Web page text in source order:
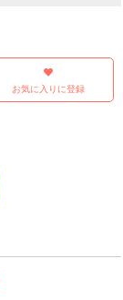
お気に入りに登録